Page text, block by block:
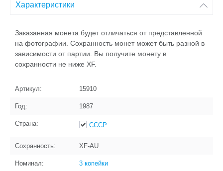
Характеристики
Заказанная монета будет отличаться от представленной
на фотографии. Сохранность монет может быть разной в
зависимости от партии. Вы получите монету в
сохранности не ниже XF.
Артикул: 15910
Год: 1987
Страна: СССР
Сохранность: XF-AU
Номинал: 3 копейки